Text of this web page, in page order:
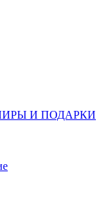
И ПОДАРКИ